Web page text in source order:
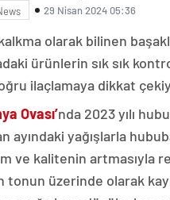
29 Nisan 2024 05:36
olarak bilinen
ürünlerin sık sık
ilaçlamaya dikkat
Ovası’nda 2023 yılı
ayındaki yağışlarla
ve kalitenin artmasıyla
tonun üzerinde olarak